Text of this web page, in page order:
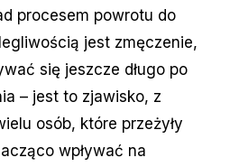
procesem powrotu do
jest zmęczenie,
się jeszcze długo po
– jest to zjawisko, z
osób, które przeżyły
wpływać na